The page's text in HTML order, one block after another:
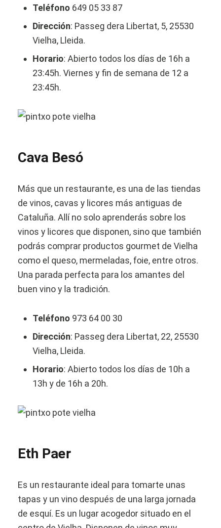
Teléfono 649 05 33 87
Dirección: Passeg dera Libertat, 5, 25530
Vielha, Lleida.
Horario: Abierto todos los días de 16h a
23:45h. Viernes y fin de semana de 12 a
23:45h.
Cava Besó
Más que un restaurante, es una de las tiendas
de vinos, cavas y licores más antiguas de
Cataluña. Allí no solo aprenderás sobre los
vinos y licores que disponen, sino que también
podrás comprar productos gourmet de Vielha
como el queso, mermeladas, foie, entre otros.
Una parada perfecta para los amantes del
buen vino y la tradición.
Teléfono 973 64 00 30
Dirección: Passeg dera Libertat, 22, 25530
Vielha, Lleida.
Horario: Abierto todos los días de 10h a
13h y de 16h a 20h.
Eth Paer
Es un restaurante ideal para tomarte unas
tapas y un vino después de una larga jornada
de esquí. Es un lugar acogedor situado en el